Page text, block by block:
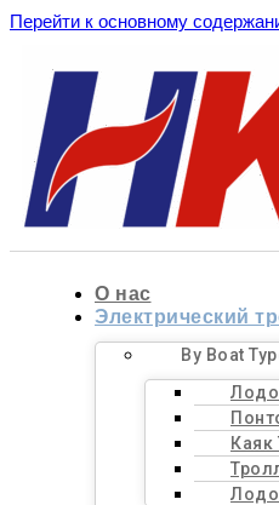
Перейти к основному
О нас
Электрический
By Boat
Каяк